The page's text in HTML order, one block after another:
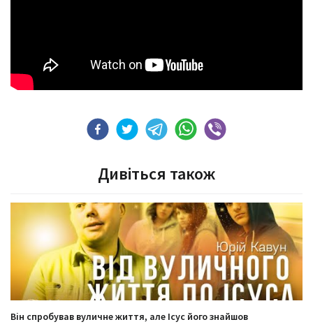
Дивіться також
Він спробував вуличне життя, але Ісус його знайшов